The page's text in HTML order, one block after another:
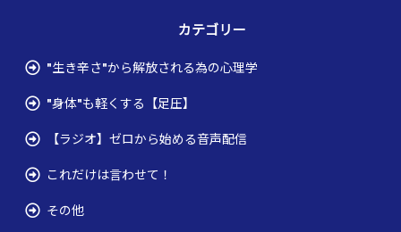
カテゴリー
"生き辛さ"から解放される為の心理学
"身体"も軽くする【足圧】
【ラジオ】ゼロから始める音声配信
これだけは言わせて！
その他